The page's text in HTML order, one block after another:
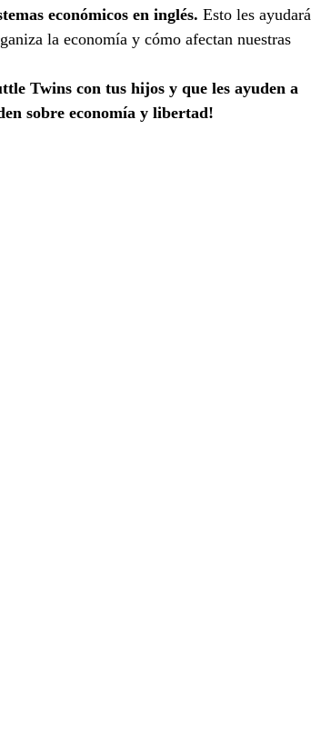
económicos en inglés. Esto les ayudará
la economía y cómo afectan nuestras
Twins con tus hijos y que les ayuden a
sobre economía y libertad!